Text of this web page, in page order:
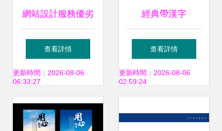
網站設計服務優劣
衡量的關鍵維度 從
技到術到用戶體驗
的綜合評估
查看詳情
更新時間：2026-08-06
06:33:27
經典帶漢字
LOGO，老一輩設
計LOGO，真在
查看詳情
更新時間：2026-08-06
02:59:24